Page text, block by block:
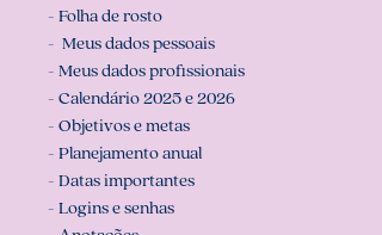
- Folha de rosto
- Meus dados pessoais
- Meus dados profissionais
- Calendário 2025 e 2026
- Objetivos e metas
- Planejamento anual
- Datas importantes
- Logins e senhas